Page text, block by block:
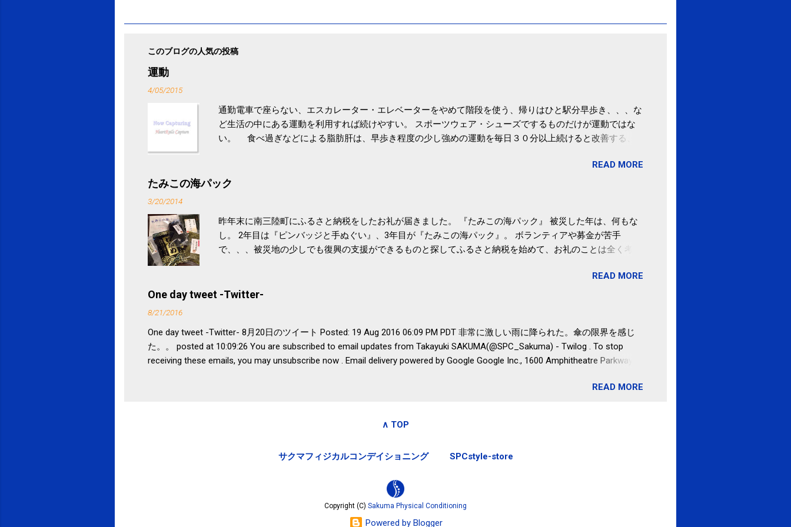
このブログの人気の投稿
運動
4/05/2015
通勤電車で座らない、エスカレーター・エレベーターをやめて階段を使う、帰りはひと駅分早歩き、、、な
ど生活の中にある運動を利用すれば続けやすい。 スポーツウェア・シューズでするものだけが運動ではな
い。 食べ過ぎなどによる脂肪肝は、早歩き程度の少し強めの運動を毎日３０分以上続けると改善する、
ル性脂肪性肝疾患。体重は減らなくても効果があるという。 正田教授は「汗ばむ程度の運動を毎日３０分
続けることが有用」としている。 脂肪肝、毎日３０分の早歩きで改善 筑波大「減量しなくても効果」 -
READ MORE
たみこの海パック
3/20/2014
昨年末に南三陸町にふるさと納税をしたお礼が届きました。 『たみこの海パック』 被災した年は、何もな
し。 2年目は『ピンバッジと手ぬぐい』、3年目が『たみこの海パック』。 ボランティアや募金が苦手
で、、、被災地の少しでも復興の支援ができるものと探してふるさと納税を始めて、お礼のことは全く考え
税になるということもあって始めたのですが、節税になるほど稼げていないのでこちらの目的は......。 総務
省｜自治税務局｜ふるさと納税など個人住民税の寄附金税制 » ふるさと納税ポータルサイト「ふるさとチョ
READ MORE
One day tweet -Twitter-
8/21/2016
One day tweet -Twitter- 8月20日のツイート Posted: 19 Aug 2016 06:09 PM PDT 非常に激しい雨に降られた。傘の限界を感じ
た。。 posted at 10:09:26 You are subscribed to email updates from Takayuki SAKUMA(@SPC_Sakuma) - Twilog . To stop
receiving these emails, you may unsubscribe now . Email delivery powered by Google Google Inc., 1600 Amphitheatre Parkway,
READ MORE
∧ TOP
サクマフィジカルコンデイショニング SPCstyle-store
Copyright (C) Sakuma Physical Conditioning
Powered by Blogger